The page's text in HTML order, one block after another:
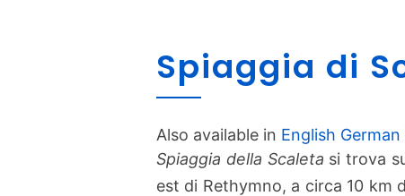
Spiaggia di
Also available in English German
Spiaggia della Scaleta si trova
est di Rethymno, a circa 10 km